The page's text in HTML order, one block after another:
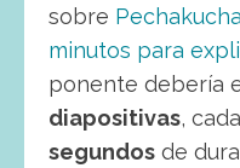
sobre
minutos para
ponente debería
diapositivas,
segundos de